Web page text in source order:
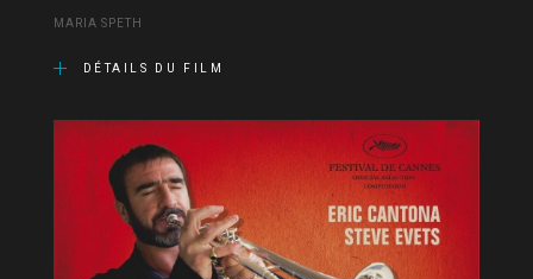
MARIA SPETH
DÉTAILS DU FILM